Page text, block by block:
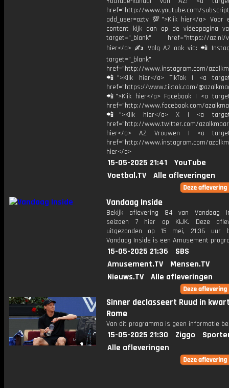
href="http://www.youtube.com/
add_user=aztv 💯">Klik hier</a> Voor
content kijk dan op de videopagina
target="_blank" href="https://az.nl/
hier</a> ✍ Volg AZ ook via: 📲
target="_blank"
href="http://www.instagram.com/
📲">Klik hier</a> TikTok | <a
href="https://www.tiktok.com/
📲">Klik hier</a> Facebook | <a
href="http://www.facebook.com/
📲">Klik hier</a> X | <a
href="http://www.twitter.com/
hier</a> AZ Vrouwen | <a
href="http://www.instagram.com/
hier</a>
15-05-2025 21:41
YouTube
Voetbal.TV
Alle afleveringen
Vandaag Inside
Bekijk aflevering 84 van Vandaag
seizoen 7 hier op KIJK. Deze
uitgezonden op 15 mei, 21:36 uur
Vandaag Inside is een Amusement
15-05-2025 21:36
SBS
Amusement.TV
Mensen.TV
Nieuws.TV
Alle afleveringen
Sinner declasseert Ruud in
Rome
Van dit programma is geen informatie
15-05-2025 21:30 Ziggo
Alle afleveringen